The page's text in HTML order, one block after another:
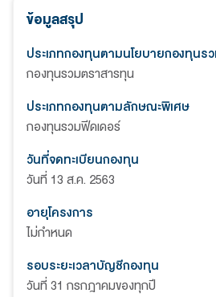
ข้อมูลสรุป
ประเภทกองทุนตามนโยบายกองทุนร
กองทุนรวมตราสารทุน
ประเภทกองทุนตามลักษณะพิเศษ
กองทุนรวมฟีดเดอร์
วันที่จดทะเบียนกองทุน
วันที่ 13 ส.ค. 2563
อายุโครงการ
ไม่กำหนด
รอบระยะเวลาบัญชีกองทุน
วันที่ 31 กรกฎาคมของทุกปี